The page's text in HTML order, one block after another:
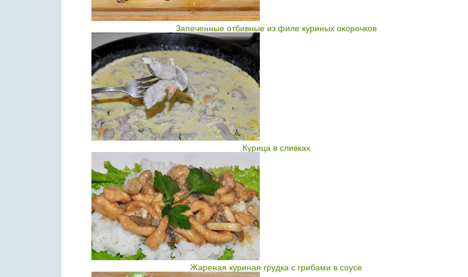
Запеченные отбивные из филе куриных окорочков
Курица в сливках
Жареная куриная грудка с грибами в соусе